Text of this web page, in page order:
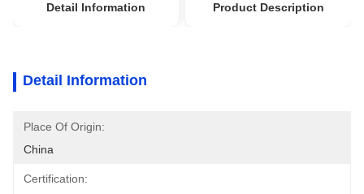
Detail Information Product Description
Detail Information
Place Of Origin:
China
Certification: